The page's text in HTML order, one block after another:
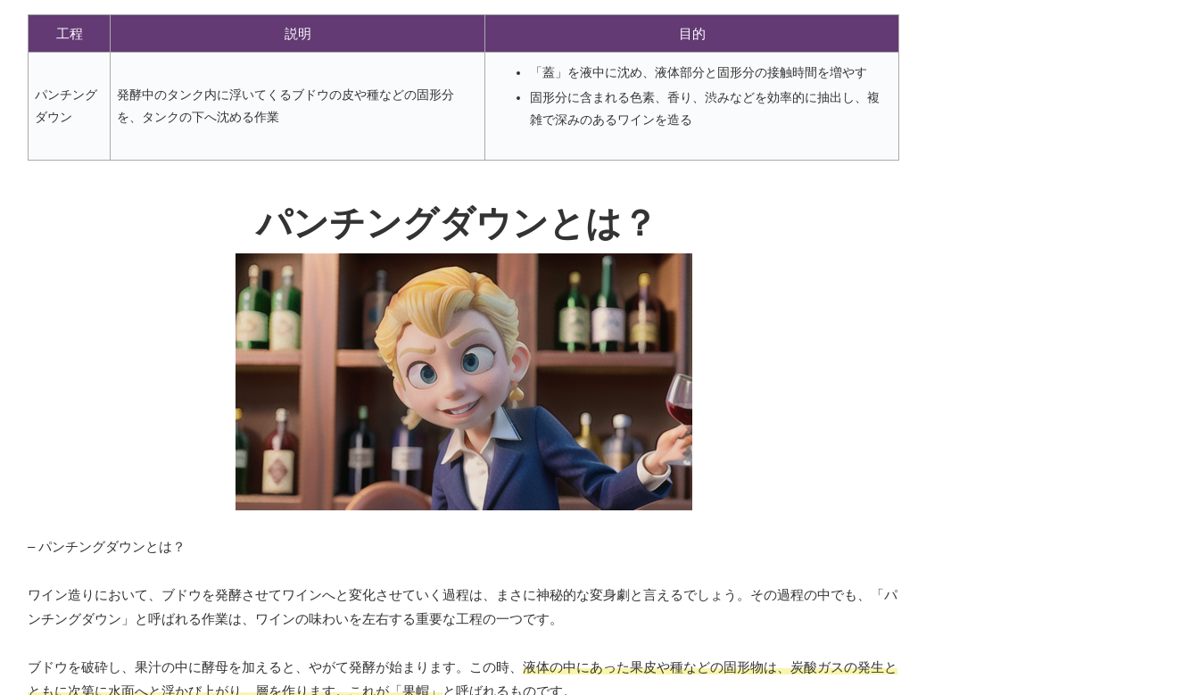
工程 説明 目的
パンチング
ダウン
発酵中のタンク内に浮いてくるブドウの皮や種などの固形分
を、タンクの下へ沈める作業
「蓋」を液中に沈め、液体部分と固形分の接触時間を増やす
固形分に含まれる色素、香り、渋みなどを効率的に抽出し、複
雑で深みのあるワインを造る
パンチングダウンとは？
– パンチングダウンとは？
ワイン造りにおいて、ブドウを発酵させてワインへと変化させていく過程は、まさに神秘的な変身劇と言えるでしょう。その過程の中でも、「パ
ンチングダウン」と呼ばれる作業は、ワインの味わいを左右する重要な工程の一つです。
ブドウを破砕し、果汁の中に酵母を加えると、やがて発酵が始まります。この時、 液体の中にあった果皮や種などの固形物は、炭酸ガスの発生と
ともに次第に水面へと浮かび上がり、層を作ります。これが「果帽」と呼ばれるものです。